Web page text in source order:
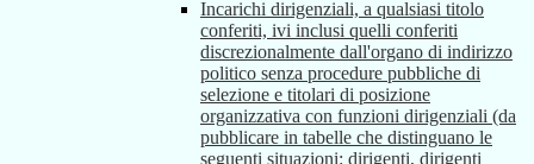
Incarichi dirigenziali, a qualsiasi titolo
conferiti, ivi inclusi quelli conferiti
discrezionalmente dall'organo di indirizzo
politico senza procedure pubbliche di
selezione e titolari di posizione
organizzativa con funzioni dirigenziali (da
pubblicare in tabelle che distinguano le
seguenti situazioni: dirigenti, dirigenti